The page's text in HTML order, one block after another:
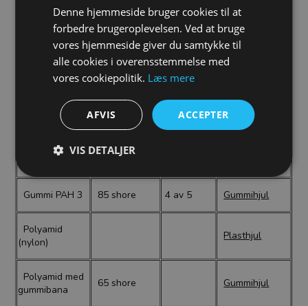
93-95 shore last
Gummi 85 shore 4 av 5
Hjul för
avfallsbehållare
antistatiskt
hjul
elektriskt
85 shore
Gummi PAH 3 85 shore 4 av 5 Gummihjul
Polyamid
(nylon)
Plasthjul
Polyamid med
gummibana
65 shore Gummihjul
Denne hjemmeside bruger cookies til at
forbedre brugeroplevelsen. Ved at bruge
vores hjemmeside giver du samtykke til
alle cookies i overensstemmelse med
vores cookiepolitik. Læs mere
ACCEPTER
AFVIS
VIS DETALJER